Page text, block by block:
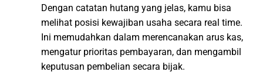
Dengan catatan hutang yang jelas, kamu bisa
melihat posisi kewajiban usaha secara real time.
Ini memudahkan dalam merencanakan arus kas,
mengatur prioritas pembayaran, dan mengambil
keputusan pembelian secara bijak.